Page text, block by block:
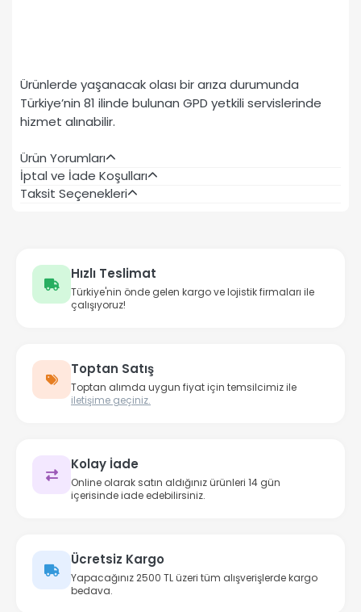
Ürünlerde yaşanacak olası bir arıza durumunda
Türkiye’nin 81 ilinde bulunan GPD yetkili servislerinde
hizmet alınabilir.
Ürün Yorumları
İptal ve İade Koşulları
Taksit Seçenekleri
Hızlı Teslimat
Türkiye'nin önde gelen kargo ve lojistik firmaları ile
çalışıyoruz!
Toptan Satış
Toptan alımda uygun fiyat için temsilcimiz ile
iletişime geçiniz.
Kolay İade
Online olarak satın aldığınız ürünleri 14 gün
içerisinde iade edebilirsiniz.
Ücretsiz Kargo
Yapacağınız 2500 TL üzeri tüm alışverişlerde kargo
bedava.